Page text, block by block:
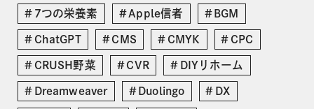
7つの栄養素 Apple信者 BGM
ChatGPT CMS CMYK CPC
CRUSH野菜 CVR DIYリホーム
Dreamweaver Duolingo DX